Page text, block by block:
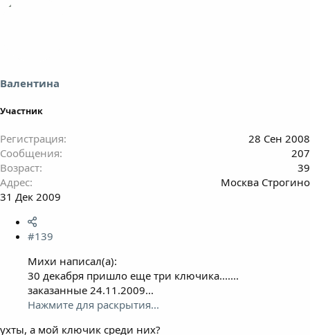
Валентина
Участник
Регистрация
28 Сен 2008
Сообщения
207
Возраст
39
Адрес
Москва Строгино
31 Дек 2009
#139
Михи написал(а):
30 декабря пришло еще три ключика.......
заказанные 24.11.2009...
Нажмите для раскрытия...
ухты, а мой ключик среди них?